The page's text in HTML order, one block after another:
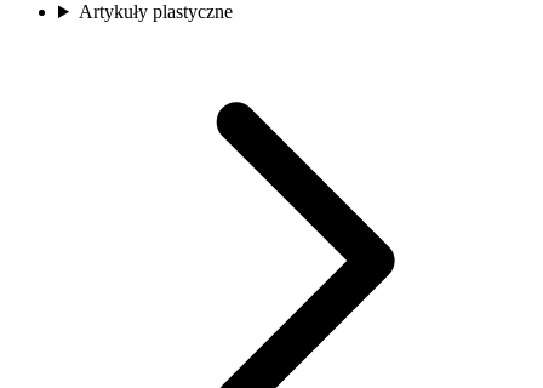
Artykuły plastyczne